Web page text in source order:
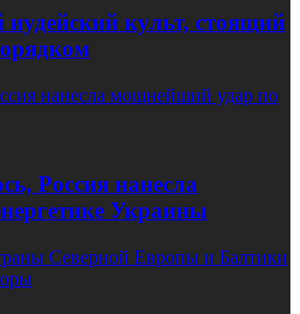
культ, стоящий
нанесла мощнейший удар по
Россия нанесла
Украины
Северной Европы и Балтики